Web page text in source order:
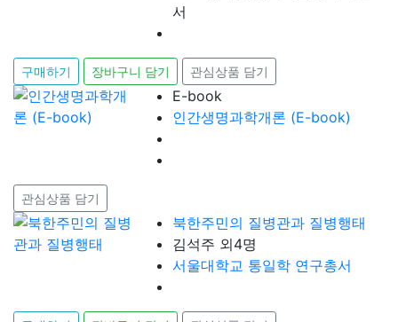
서
구매하기 장바구니 담기 관심상품 담기
E-book
인간생명과학개론 (E-book)
관심상품 담기
북한주민의 질병관과 질병행태
김석주 외4명
서울대학교 통일학 연구총서